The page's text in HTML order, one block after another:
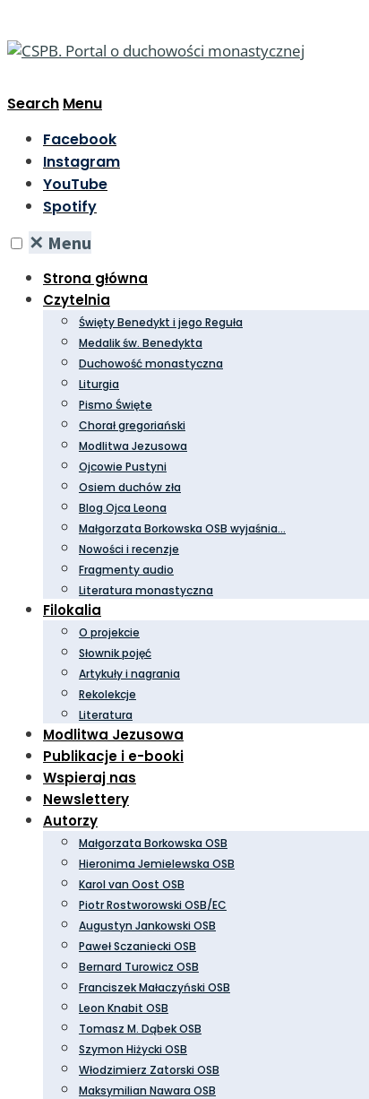
Search Menu
Facebook
Instagram
YouTube
Spotify
✕ Menu
Strona główna
Czytelnia
Święty Benedykt i jego Reguła
Medalik św. Benedykta
Duchowość monastyczna
Liturgia
Pismo Święte
Chorał gregoriański
Modlitwa Jezusowa
Ojcowie Pustyni
Osiem duchów zła
Blog Ojca Leona
Małgorzata Borkowska OSB wyjaśnia…
Nowości i recenzje
Fragmenty audio
Literatura monastyczna
Filokalia
O projekcie
Słownik pojęć
Artykuły i nagrania
Rekolekcje
Literatura
Modlitwa Jezusowa
Publikacje i e-booki
Wspieraj nas
Newslettery
Autorzy
Małgorzata Borkowska OSB
Hieronima Jemielewska OSB
Karol van Oost OSB
Piotr Rostworowski OSB/EC
Augustyn Jankowski OSB
Paweł Sczaniecki OSB
Bernard Turowicz OSB
Franciszek Małaczyński OSB
Leon Knabit OSB
Tomasz M. Dąbek OSB
Szymon Hiżycki OSB
Włodzimierz Zatorski OSB
Maksymilian Nawara OSB